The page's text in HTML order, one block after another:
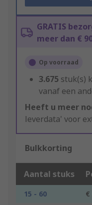
GRATIS
meer dan €
Op voorraad
3.675 stuk(s)
vanaf een
Heeft u meer
leverdata' voor
Bulkkorting
Aantal stuks
15 - 60 €